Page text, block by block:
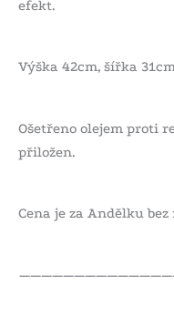
efekt.
Výška 42cm, šířka
Ošetřeno olejem proti
přiložen.
Cena je za Andělku bez